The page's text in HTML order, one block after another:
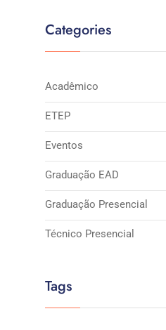
Categories
Acadêmico
ETEP
Eventos
Graduação EAD
Graduação Presencial
Técnico Presencial
Tags